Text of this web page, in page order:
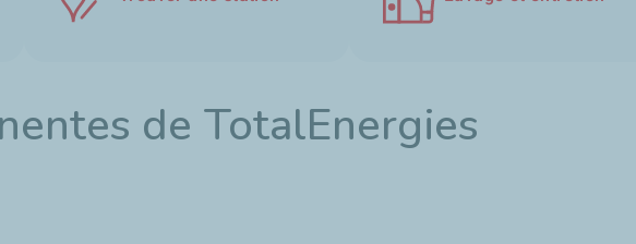
de TotalEnergies